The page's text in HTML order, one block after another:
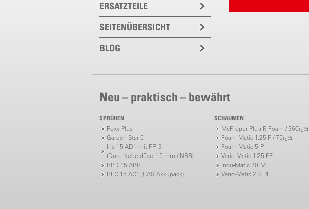
ERSATZTEILE
SEITENÜBERSICHT
BLOG
Neu – praktisch – bewährt
SPRÜHEN
Foxy Plus
Garden Star 5
Iris 15 AD1 mit PR 3
(Duro-Nebeldüse 1.5 mm / NBR)
RPD 15 ABR
REC 15 AC1 (CAS Akkupack)
SCHÄUMEN
McProper Plus P, Foam / 360ï¿½
Foam-Matic 1.25 P / 75ï¿½
Foam-Matic 5 P
Vario-Matic 1.25 PE
Indu-Matic 20 M
Vario-Matic 2.0 PE